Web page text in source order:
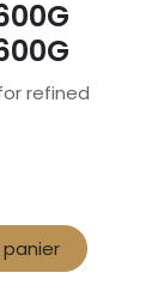
refined